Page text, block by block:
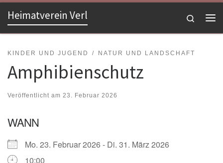
Zum Inhalt springen
Heimatverein Verl
Search
KINDER UND JUGEND NATUR UND LANDSCHAFT
Amphibienschutz
Veröffentlicht am 23. Februar 2026
WANN
Mo. 23. Februar 2026 - Di. 31. März 2026
10:00